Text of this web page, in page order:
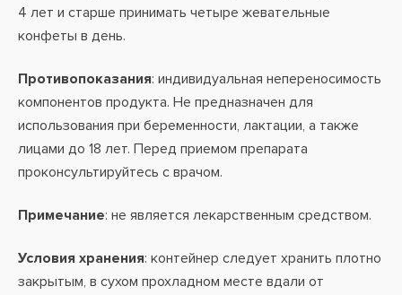
4 лет и старше принимать четыре жевательные
конфеты в день.
Противопоказания: индивидуальная непереносимость
компонентов продукта. Не предназначен для
использования при беременности, лактации, а также
лицами до 18 лет. Перед приемом препарата
проконсультируйтесь с врачом.
Примечание: не является лекарственным средством.
Условия хранения: контейнер следует хранить плотно
закрытым, в сухом прохладном месте вдали от